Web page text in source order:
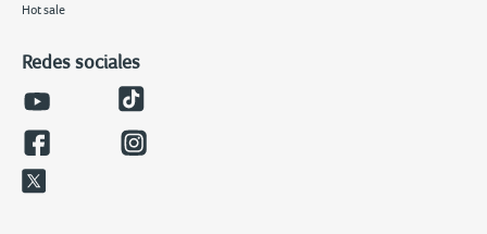
Hot sale
Redes sociales